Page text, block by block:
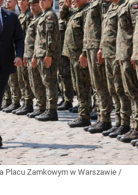
Placu Zamkowym w Warszawie /